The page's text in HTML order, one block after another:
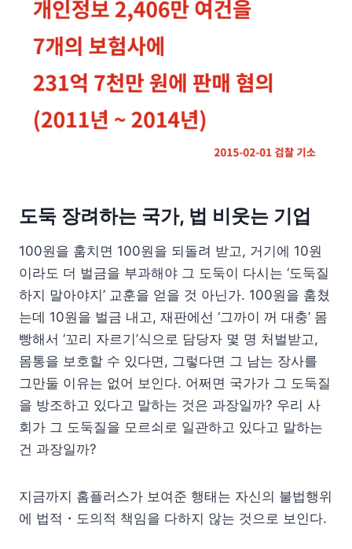
도둑 장려하는 국가, 법 비웃는 기업
100원을 훔치면 100원을 되돌려 받고, 거기에 10원
이라도 더 벌금을 부과해야 그 도둑이 다시는 ‘도둑질
하지 말아야지’ 교훈을 얻을 것 아닌가. 100원을 훔쳤
는데 10원을 벌금 내고, 재판에선 ‘그까이 꺼 대충’ 몸
빵해서 ‘꼬리 자르기’식으로 담당자 몇 명 처벌받고,
몸통을 보호할 수 있다면, 그렇다면 그 남는 장사를
그만둘 이유는 없어 보인다. 어쩌면 국가가 그 도둑질
을 방조하고 있다고 말하는 것은 과장일까? 우리 사
회가 그 도둑질을 모르쇠로 일관하고 있다고 말하는
건 과장일까?
지금까지 홈플러스가 보여준 행태는 자신의 불법행위
에 법적・도의적 책임을 다하지 않는 것으로 보인다.